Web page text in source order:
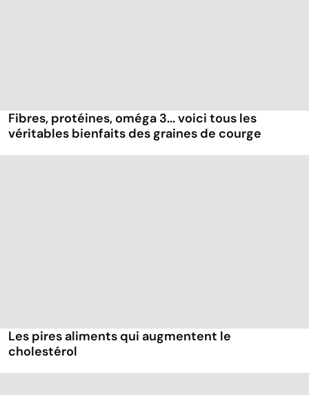
Fibres, protéines, oméga 3... voici tous les
véritables bienfaits des graines de courge
Les pires aliments qui augmentent le
cholestérol